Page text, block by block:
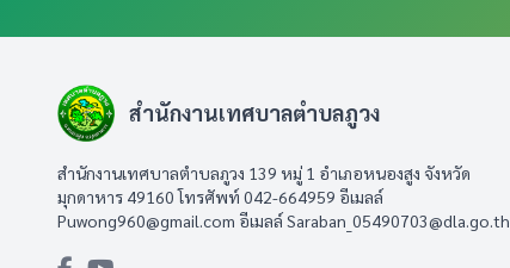
สำนักงานเทศบาลตำบลภูวง
สำนักงานเทศบาลตำบลภูวง 139 หมู่ 1 อำเภอหนองสูง จังหวัด
มุกดาหาร 49160 โทรศัพท์ 042-664959 อีเมลล์
Puwong960@gmail.com อีเมลล์Saraban_05490703@dla.go.th